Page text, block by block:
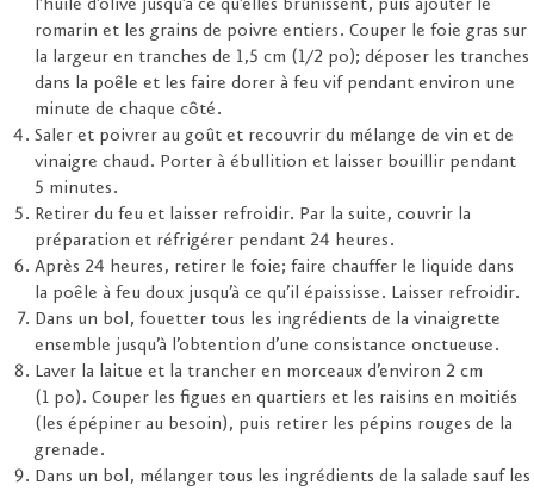
l’huile d’olive jusqu’à ce qu’elles brunissent, puis ajouter le
romarin et les grains de poivre entiers. Couper le foie gras sur
la largeur en tranches de 1,5 cm (1/2 po); déposer les tranches
dans la poêle et les faire dorer à feu vif pendant environ une
minute de chaque côté.
Saler et poivrer au goût et recouvrir du mélange de vin et de
vinaigre chaud. Porter à ébullition et laisser bouillir pendant
5 minutes.
Retirer du feu et laisser refroidir. Par la suite, couvrir la
préparation et réfrigérer pendant 24 heures.
Après 24 heures, retirer le foie; faire chauffer le liquide dans
la poêle à feu doux jusqu’à ce qu’il épaississe. Laisser refroidir.
Dans un bol, fouetter tous les ingrédients de la vinaigrette
ensemble jusqu’à l’obtention d’une consistance onctueuse.
Laver la laitue et la trancher en morceaux d’environ 2 cm
(1 po). Couper les figues en quartiers et les raisins en moitiés
(les épépiner au besoin), puis retirer les pépins rouges de la
grenade.
Dans un bol, mélanger tous les ingrédients de la salade sauf les